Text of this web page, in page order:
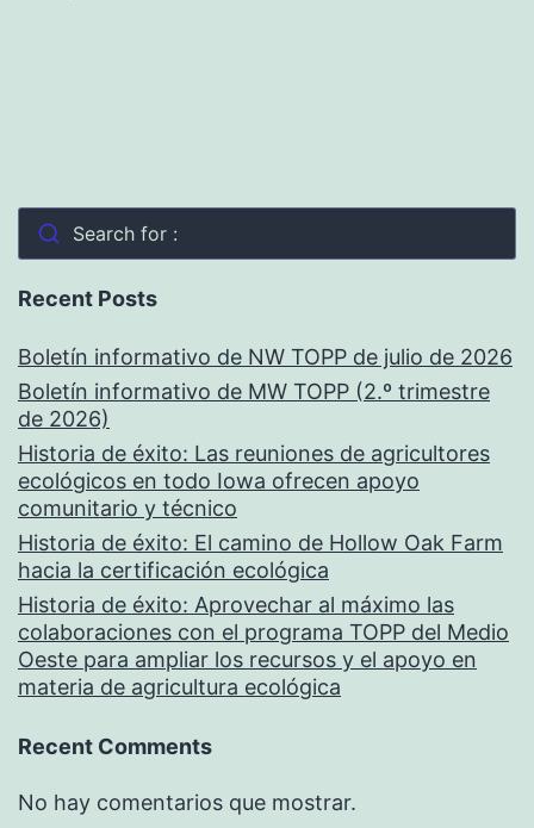
Search for :
Recent Posts
Boletín informativo de NW TOPP de julio de 2026
Boletín informativo de MW TOPP (2.º trimestre
de 2026)
Historia de éxito: Las reuniones de agricultores
ecológicos en todo Iowa ofrecen apoyo
comunitario y técnico
Historia de éxito: El camino de Hollow Oak Farm
hacia la certificación ecológica
Historia de éxito: Aprovechar al máximo las
colaboraciones con el programa TOPP del Medio
Oeste para ampliar los recursos y el apoyo en
materia de agricultura ecológica
Recent Comments
No hay comentarios que mostrar.